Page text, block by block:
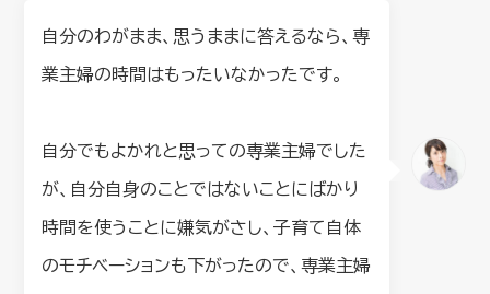
自分のわがまま、思うままに答えるなら、専
業主婦の時間はもったいなかったです。
自分でもよかれと思っての専業主婦でした
が、自分自身のことではないことにばかり
時間を使うことに嫌気がさし、子育て自体
のモチベーションも下がったので、専業主婦